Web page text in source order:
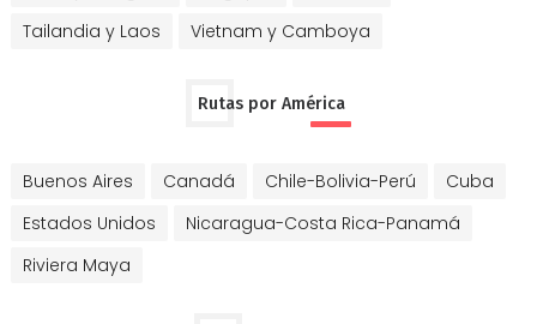
Tailandia y Laos
Vietnam y Camboya
Rutas por América
Buenos Aires Canadá Chile-Bolivia-Perú
Cuba
Estados Unidos
Nicaragua-Costa Rica-Panamá
Riviera Maya